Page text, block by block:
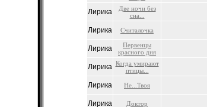
Лирика
Две ночи без
сна...
Лирика Считалочка
Лирика
Первенцы
красного дня
Лирика Когда умирают
птицы...
Лирика Не...Твоя
Лирика Доктор